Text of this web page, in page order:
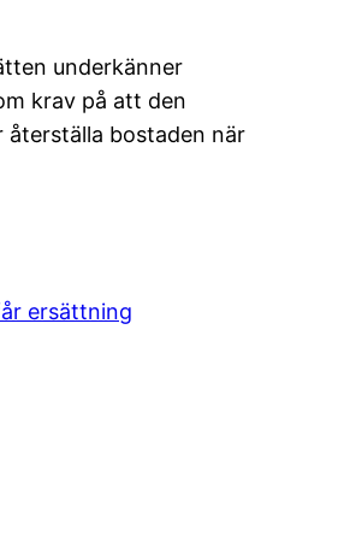
underkänner
krav på att den
återställa bostaden när